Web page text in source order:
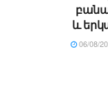
և
06/08/